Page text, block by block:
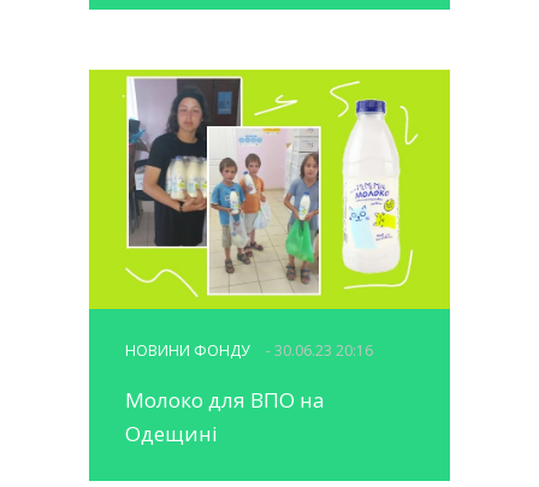
НОВИНИ ФОНДУ - 30.06.23 20:16
Молоко для ВПО на
Одещині